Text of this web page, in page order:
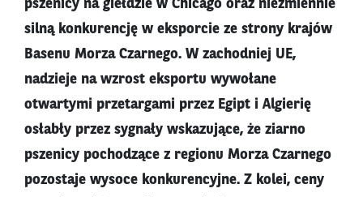
pszenicy na giełdzie w Chicago oraz niezmiennie
silną konkurencję w eksporcie ze strony krajów
Basenu Morza Czarnego. W zachodniej UE,
nadzieje na wzrost eksportu wywołane
otwartymi przetargami przez Egipt i Algierię
osłabły przez sygnały wskazujące, że ziarno
pszenicy pochodzące z regionu Morza Czarnego
pozostaje wysoce konkurencyjne. Z kolei, ceny